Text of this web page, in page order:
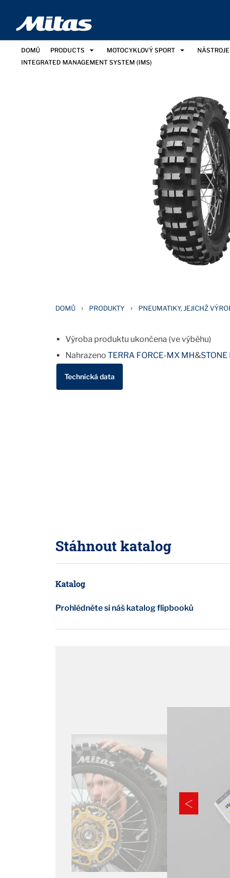
DOMŮ PRODUCTS MOTOCYKLOVÝ SPORT
INTEGRATED MANAGEMENT SYSTEM (IMS)
DOMŮ › PRODUKTY › PNEUMATIKY, JEJICHŽ
Výroba produktu ukončena (ve výběhu)
Nahrazeno TERRA FORCE-MX MH&STONE
Technická data
Stáhnout katalog
Katalog
Prohlédněte si náš katalog flipbooků